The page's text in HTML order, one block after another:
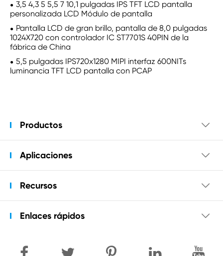
3,5 4,3 5 5,5 7 10,1 pulgadas IPS TFT LCD pantalla
personalizada LCD Módulo de pantalla
Pantalla LCD de gran brillo, pantalla de 8,0 pulgadas
1024X720 con controlador IC ST7701S 40PIN de la
fábrica de China
5,5 pulgadas IPS720x1280 MIPI interfaz 600NITs
luminancia TFT LCD pantalla con PCAP
Productos 
Aplicaciones 
Recursos 
Enlaces rápidos 